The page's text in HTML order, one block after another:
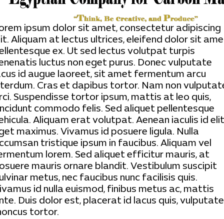
ipsum dolor sit amet, consectetur adipiscing
Aliquam at lectus ultrices, eleifend dolor sit
ex. Ut sed lectus volutpat turpis
luctus non eget purus. Donec vulputate
id augue laoreet, sit amet fermentum arcu
Cras et dapibus tortor. Nam non
Suspendisse tortor ipsum, mattis at leo quis,
commodo felis. Sed aliquet pellentesque
Aliquam erat volutpat. Aenean iaculis id elit
maximus. Vivamus id posuere ligula. Nulla
tristique ipsum in faucibus. Aliquam vel
lorem. Sed aliquet efficitur mauris, at
mauris ornare blandit. Vestibulum suscipit
metus, nec faucibus nunc facilisis quis.
id nulla euismod, finibus metus ac, mattis
Duis dolor est, placerat id lacus quis, vulputate
tortor.